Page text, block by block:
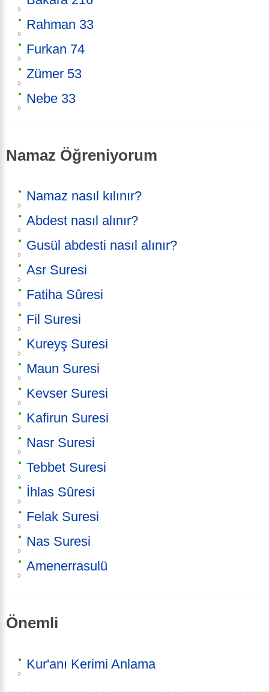
Rahman 33
Furkan 74
Zümer 53
Nebe 33
Namaz Öğreniyorum
Namaz nasıl kılınır?
Abdest nasıl alınır?
Gusül abdesti nasıl alınır?
Asr Suresi
Fatiha Sûresi
Fil Suresi
Kureyş Suresi
Maun Suresi
Kevser Suresi
Kafirun Suresi
Nasr Suresi
Tebbet Suresi
İhlas Sûresi
Felak Suresi
Nas Suresi
Amenerrasulü
Önemli
Kur'anı Kerimi Anlama